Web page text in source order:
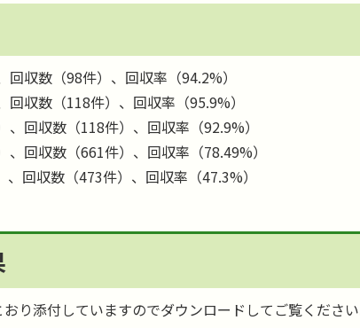
収数（98件）、回収率（94.2%）
収数（118件）、回収率（95.9%）
回収数（118件）、回収率（92.9%）
回収数（661件）、回収率（78.49%）
回収数（473件）、回収率（47.3%）
り添付していますのでダウンロードしてご覧ください